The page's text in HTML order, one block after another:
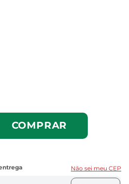
COMPRAR
Não sei meu CEP